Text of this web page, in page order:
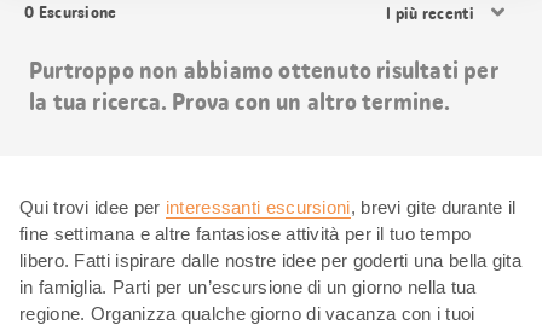
0 Escursione
i
Purtroppo non abbiamo ottenuto risultati per
la tua ricerca. Prova con un altro termine.
Qui trovi idee per interessanti escursioni, brevi gite durante il
fine settimana e altre fantasiose attività per il tuo tempo
libero. Fatti ispirare dalle nostre idee per goderti una bella gita
in famiglia. Parti per un’escursione di un giorno nella tua
regione. Organizza qualche giorno di vacanza con i tuoi